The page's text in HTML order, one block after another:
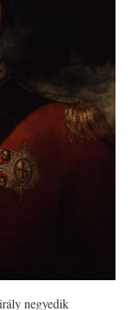
negyedik